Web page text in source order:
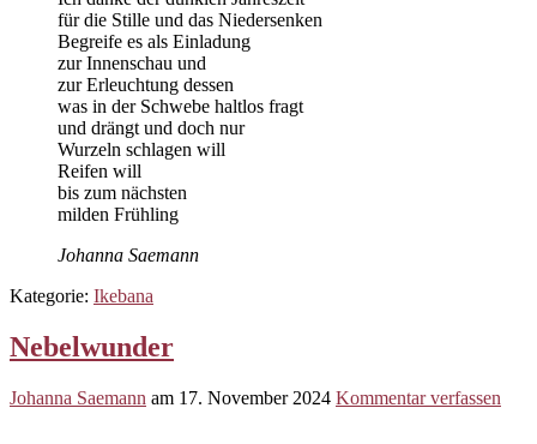
für die Stille und das Niedersenken
Begreife es als Einladung
zur Innenschau und
zur Erleuchtung dessen
was in der Schwebe haltlos fragt
und drängt und doch nur
Wurzeln schlagen will
Reifen will
bis zum nächsten
milden Frühling
Johanna Saemann
Kategorie: Ikebana
Nebelwunder
Johanna Saemann am 17. November 2024 Kommentar verfassen